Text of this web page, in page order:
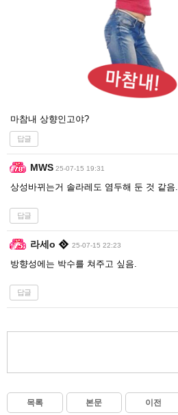
마참내 상향인고야?
답글
MWS 25-07-15 19:31
상성바뀌는거 솔라레도 염두해 둔 것 같음.
답글
라세o 25-07-15 22:23
방향성에는 박수를 쳐주고 싶음.
답글
목록 본문 이전